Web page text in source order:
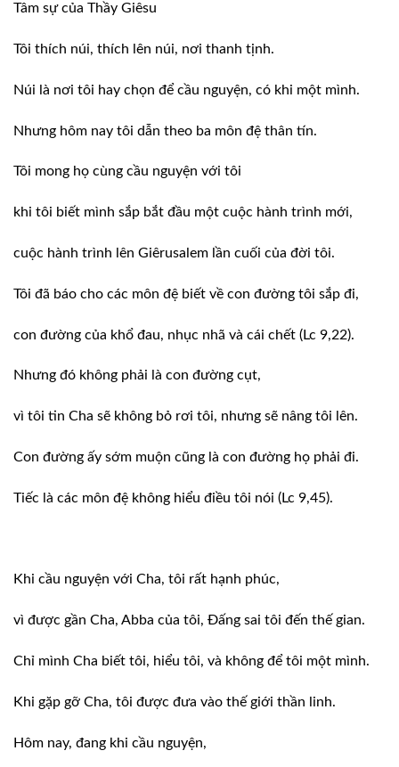
Tâm sự của Thầy Giêsu
Tôi thích núi, thích lên núi, nơi thanh tịnh.
Núi là nơi tôi hay chọn để cầu nguyện, có khi một mình.
Nhưng hôm nay tôi dẫn theo ba môn đệ thân tín.
Tôi mong họ cùng cầu nguyện với tôi
khi tôi biết mình sắp bắt đầu một cuộc hành trình mới,
cuộc hành trình lên Giêrusalem lần cuối của đời tôi.
Tôi đã báo cho các môn đệ biết về con đường tôi sắp đi,
con đường của khổ đau, nhục nhã và cái chết (Lc 9,22).
Nhưng đó không phải là con đường cụt,
vì tôi tin Cha sẽ không bỏ rơi tôi, nhưng sẽ nâng tôi lên.
Con đường ấy sớm muộn cũng là con đường họ phải đi.
Tiếc là các môn đệ không hiểu điều tôi nói (Lc 9,45).
Khi cầu nguyện với Cha, tôi rất hạnh phúc,
vì được gần Cha, Abba của tôi, Đấng sai tôi đến thế gian.
Chỉ mình Cha biết tôi, hiểu tôi, và không để tôi một mình.
Khi gặp gỡ Cha, tôi được đưa vào thế giới thần linh.
Hôm nay, đang khi cầu nguyện,